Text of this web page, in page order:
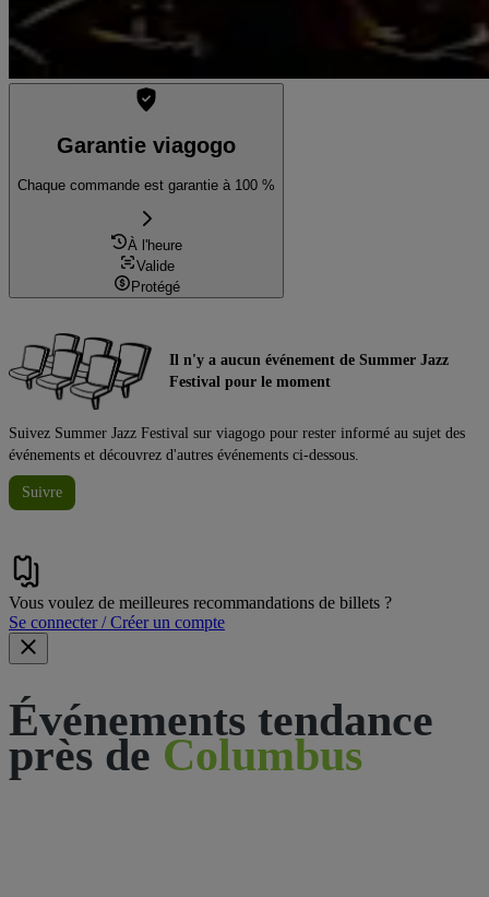
Garantie viagogo
Chaque commande est garantie à 100 %
À l'heure
Valide
Protégé
Il n'y a aucun événement de Summer Jazz
Festival pour le moment
Suivez Summer Jazz Festival sur viagogo pour rester informé au sujet des
événements et découvrez d'autres événements ci-dessous.
Suivre
Vous voulez de meilleures recommandations de billets ?
Se connecter / Créer un compte
Événements tendance
près de Columbus